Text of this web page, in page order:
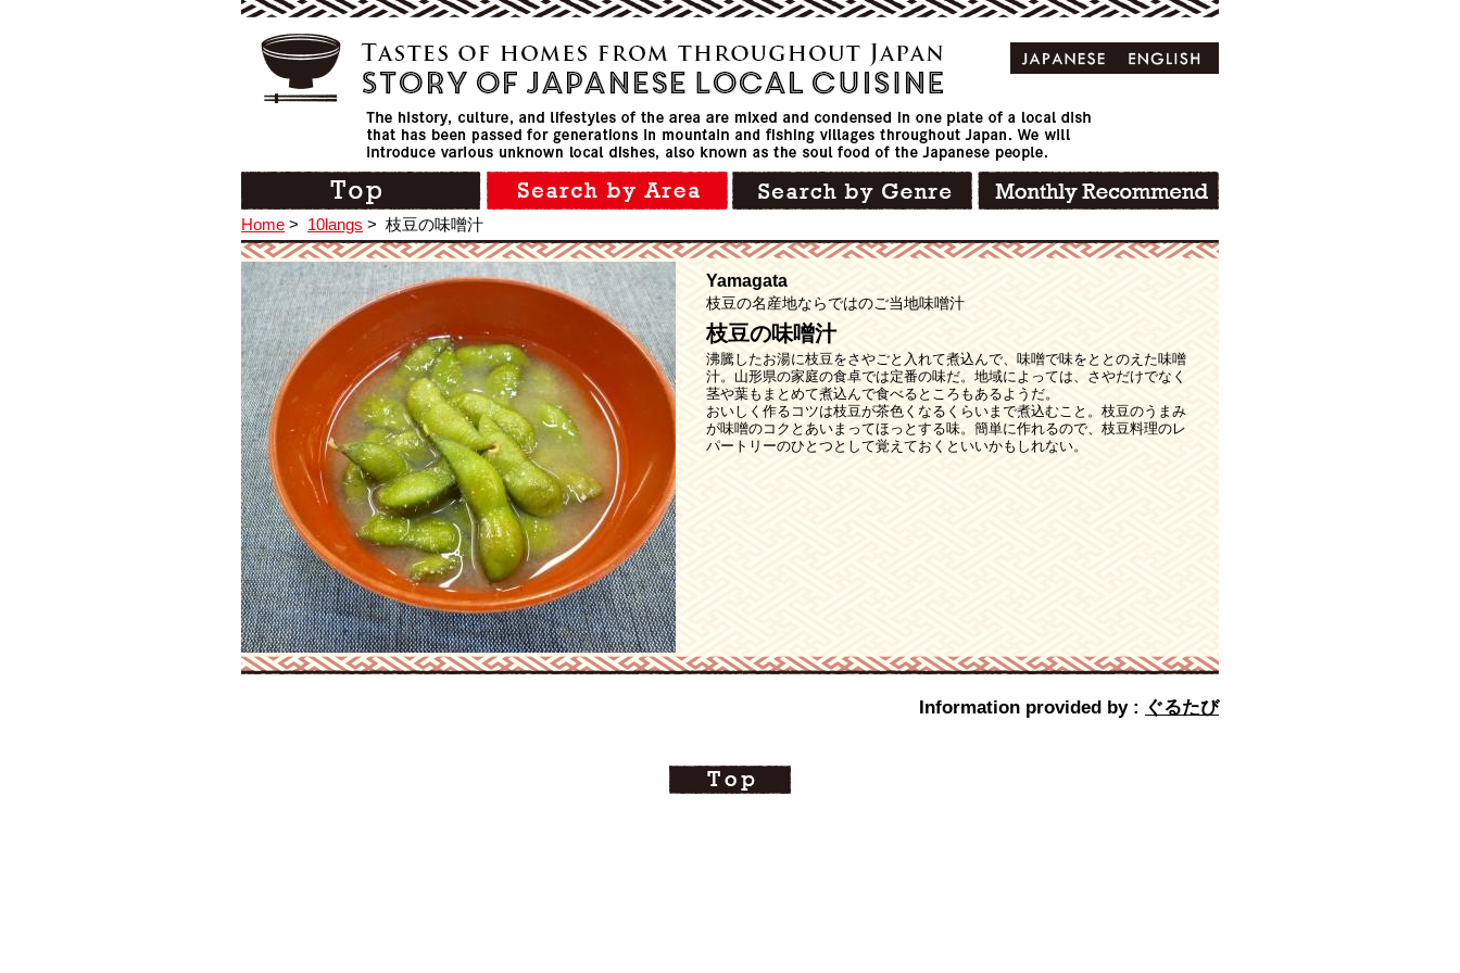
Home > 10langs > 枝豆の味噌汁
Yamagata
枝豆の名産地ならではのご当地味噌汁
枝豆の味噌汁
沸騰したお湯に枝豆をさやごと入れて煮込んで、味噌で味をととのえた味噌
汁。山形県の家庭の食卓では定番の味だ。地域によっては、さやだけでなく
茎や葉もまとめて煮込んで食べるところもあるようだ。
おいしく作るコツは枝豆が茶色くなるくらいまで煮込むこと。枝豆のうまみ
が味噌のコクとあいまってほっとする味。簡単に作れるので、枝豆料理のレ
パートリーのひとつとして覚えておくといいかもしれない。
Information provided by : ぐるたび